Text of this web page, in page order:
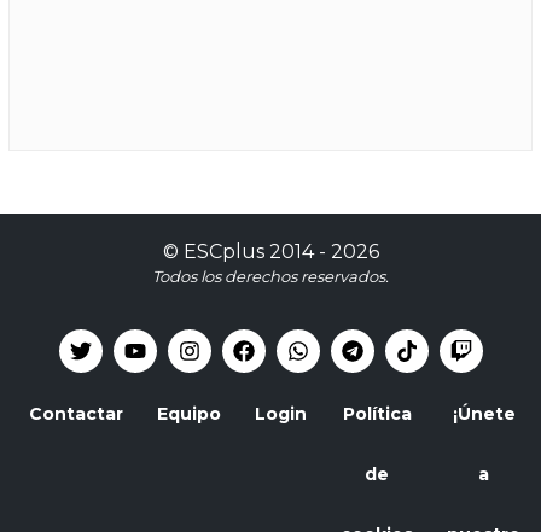
© ESCplus2014 - 2026
Todos los derechos reservados.
Contactar Equipo Login Política
de
¡Únete
a